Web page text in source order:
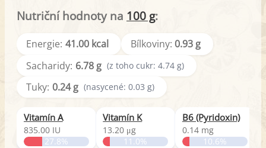
Nutriční hodnoty na 100 g:
Energie: 41.00 kcal Bílkoviny: 0.93 g
Sacharidy: 6.78 g (z toho cukr: 4.74 g)
Tuky: 0.24 g (nasycené: 0.03 g)
Vitamín A
835.00 IU
27.8%
Vitamín K
13.20 μg
11.0%
B6 (Pyridoxin)
0.14 mg
10.6%